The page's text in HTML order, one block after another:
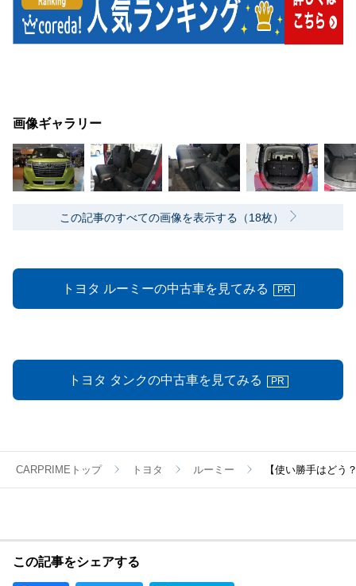
画像ギャラリー
この記事のすべての画像を表示する（18枚）
トヨタ ルーミーの中古車を見てみる PR
トヨタ タンクの中古車を見てみる PR
CARPRIMEトップ トヨタ ルーミー 【使い勝手はどう
この記事をシェアする